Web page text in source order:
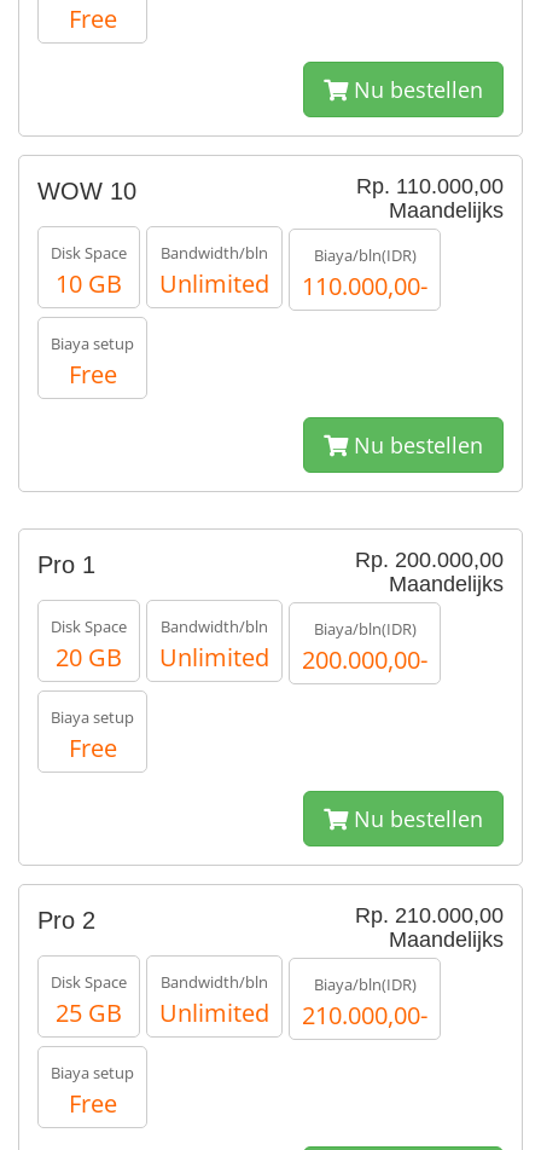
Free
Nu bestellen
Rp. 110.000,00
Maandelijks
WOW 10
Disk Space
10 GB
Bandwidth/bln
Unlimited
Biaya/bln(IDR)
110.000,00-
Biaya setup
Free
Nu bestellen
Rp. 200.000,00
Maandelijks
Pro 1
Disk Space
20 GB
Bandwidth/bln
Unlimited
Biaya/bln(IDR)
200.000,00-
Biaya setup
Free
Nu bestellen
Rp. 210.000,00
Maandelijks
Pro 2
Disk Space
25 GB
Bandwidth/bln
Unlimited
Biaya/bln(IDR)
210.000,00-
Biaya setup
Free